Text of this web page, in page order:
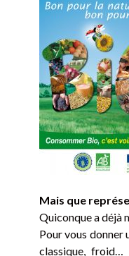
Mais que
Quiconque a déjà
Pour vous donner
classique, froid…